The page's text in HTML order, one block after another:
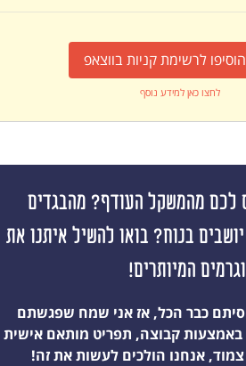
הוסיפו לרשימת קניות בווצאפ
לחצו כאן למידע נוסף
לכם מהמשקל העודף? מהבגדים
בנוח? בואו להשיל איתנו את
המיותרים!
כבר הכל, אז אני שמח שפגשתם
באמצעות קבוצה, תפריט מותאם אישית
צמוד, אנחנו הולכים לעשות את זה!